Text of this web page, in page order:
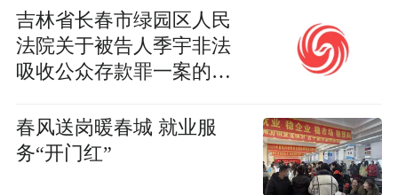
吉林省长春市绿园区人民
法院关于被告人季宇非法
吸收公众存款罪一案的案
春风送岗暖春城 就业服
务“开门红”